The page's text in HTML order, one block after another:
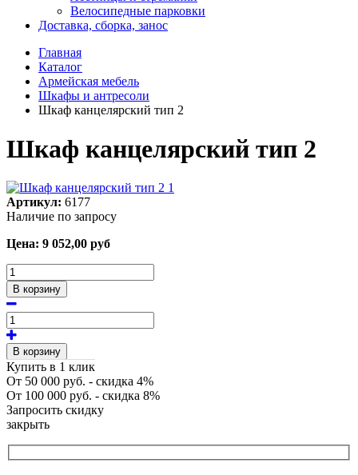
Велосипедные парковки
Доставка, сборка, занос
Главная
Каталог
Армейская мебель
Шкафы и антресоли
Шкаф канцелярский тип 2
Шкаф канцелярский тип 2
Артикул: 6177
Наличие по запросу
Цена: 9 052,00 руб
В корзину
В корзину
Купить в 1 клик
От 50 000 руб. - скидка 4%
От 100 000 руб. - скидка 8%
Запросить скидку
закрыть